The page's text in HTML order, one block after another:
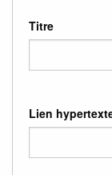
Titre
Lien